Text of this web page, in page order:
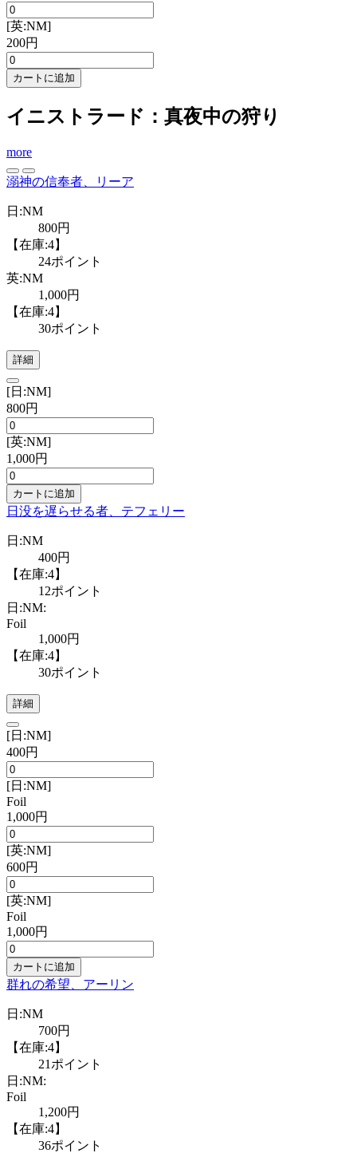
[英:NM]
200円
カートに追加
イニストラード：真夜中の狩り
more
溺神の信奉者、リーア
日:NM
800円
【在庫:4】
24ポイント
英:NM
1,000円
【在庫:4】
30ポイント
詳細
[日:NM]
800円
[英:NM]
1,000円
カートに追加
日没を遅らせる者、テフェリー
日:NM
400円
【在庫:4】
12ポイント
日:NM:
Foil
1,000円
【在庫:4】
30ポイント
詳細
[日:NM]
400円
[日:NM]
Foil
1,000円
[英:NM]
600円
[英:NM]
Foil
1,000円
カートに追加
群れの希望、アーリン
日:NM
700円
【在庫:4】
21ポイント
日:NM:
Foil
1,200円
【在庫:4】
36ポイント